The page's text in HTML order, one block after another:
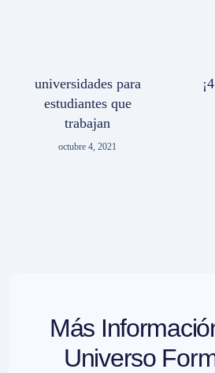
universidades para
estudiantes que
trabajan
octubre 4, 2021
Más
Universo